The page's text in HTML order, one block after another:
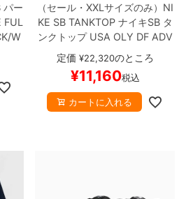
パー
W
（セール・XXLサイズのみ） NI
KE SB TANKTOPナイキSBタ
ンクトップUSA OLY DF ADV
JSY TANK
スケートボード スケボー
【キャンセル/返品/交換不可商
品】
定価 ¥22,320のところ
¥11,160税込
カートに入れる